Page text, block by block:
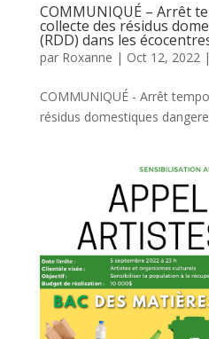
COMMUNIQUÉ – Arrêt
collecte des résidus
(RDD) dans les
par Roxanne | Oct 12, 2022 |
COMMUNIQUÉ - Arrêt
résidus domestiques